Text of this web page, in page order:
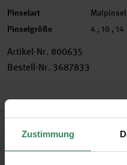
Zustimmung
Pinselart Malpinsel
Pinselgröße 4 , 10 , 14
Artikel-Nr. 800635
Bestell-Nr. 3687833
Die Pinsel sind speziell auf